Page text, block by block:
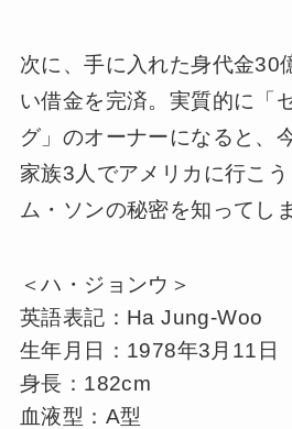
次に、手に入れた身代金30
い借金を完済。実質的に「
グ」のオーナーになると、
家族3人でアメリカに行こ
ム・ソンの秘密を知ってし
＜ハ・ジョンウ＞
英語表記：Ha Jung-Woo
生年月日：1978年3月11日
身長：182cm
血液型：A型